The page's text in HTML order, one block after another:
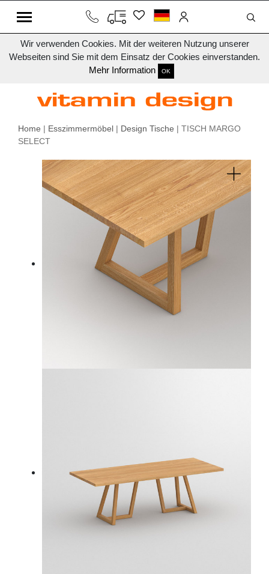
Wir verwenden Cookies. Mit der weiteren Nutzung unserer
Webseiten sind Sie mit dem Einsatz der Cookies einverstanden.
Mehr Information
OK
Home | Esszimmermöbel | Design Tische | TISCH MARGO
SELECT